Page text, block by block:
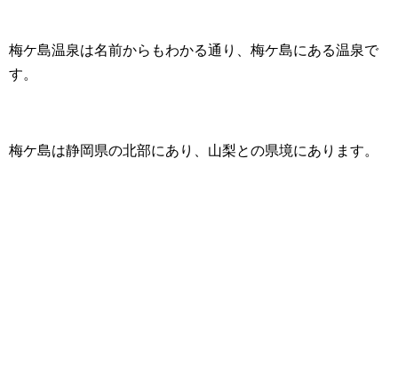
梅ケ島温泉は名前からもわかる通り、梅ケ島にある温泉で
す。
梅ケ島は静岡県の北部にあり、山梨との県境にあります。